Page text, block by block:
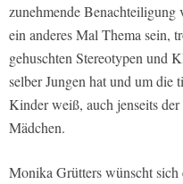
zunehmende Benachteiligung
ein anderes Mal Thema sein,
gehuschten Stereotypen und
selber Jungen hat und um die
Kinder weiß, auch jenseits
Mädchen.
Monika Grütters wünscht